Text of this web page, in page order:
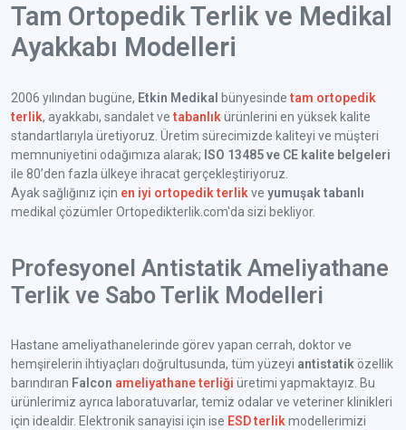
Tam Ortopedik Terlik ve Medikal
Ayakkabı Modelleri
2006 yılından bugüne, Etkin Medikal bünyesindetam ortopedik
terlik, ayakkabı, sandalet vetabanlıkürünlerini en yüksek kalite
standartlarıyla üretiyoruz. Üretim sürecimizde kaliteyi ve müşteri
memnuniyetini odağımıza alarak; ISO 13485 ve CE kalite belgeleri
ile 80’den fazla ülkeye ihracat gerçekleştiriyoruz.
Ayak sağlığınız için en iyi ortopedik terlikve yumuşak tabanlı
medikal çözümler Ortopedikterlik.com'da sizi bekliyor.
Profesyonel Antistatik Ameliyathane
Terlik ve Sabo Terlik Modelleri
Hastane ameliyathanelerinde görev yapan cerrah, doktor ve
hemşirelerin ihtiyaçları doğrultusunda, tüm yüzeyi antistatik özellik
barındıran Falcon ameliyathane terliği üretimi yapmaktayız. Bu
ürünlerimiz ayrıca laboratuvarlar, temiz odalar ve veteriner klinikleri
için idealdir. Elektronik sanayisi için ise ESD terlikmodellerimizi